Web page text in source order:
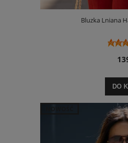
Bluzka Lniana
DO